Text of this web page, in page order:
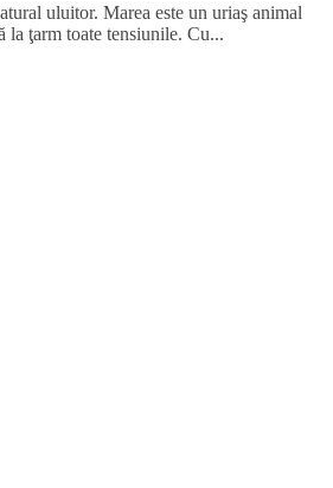
uluitor. Marea este un uriaş animal
la ţarm toate tensiunile. Cu...